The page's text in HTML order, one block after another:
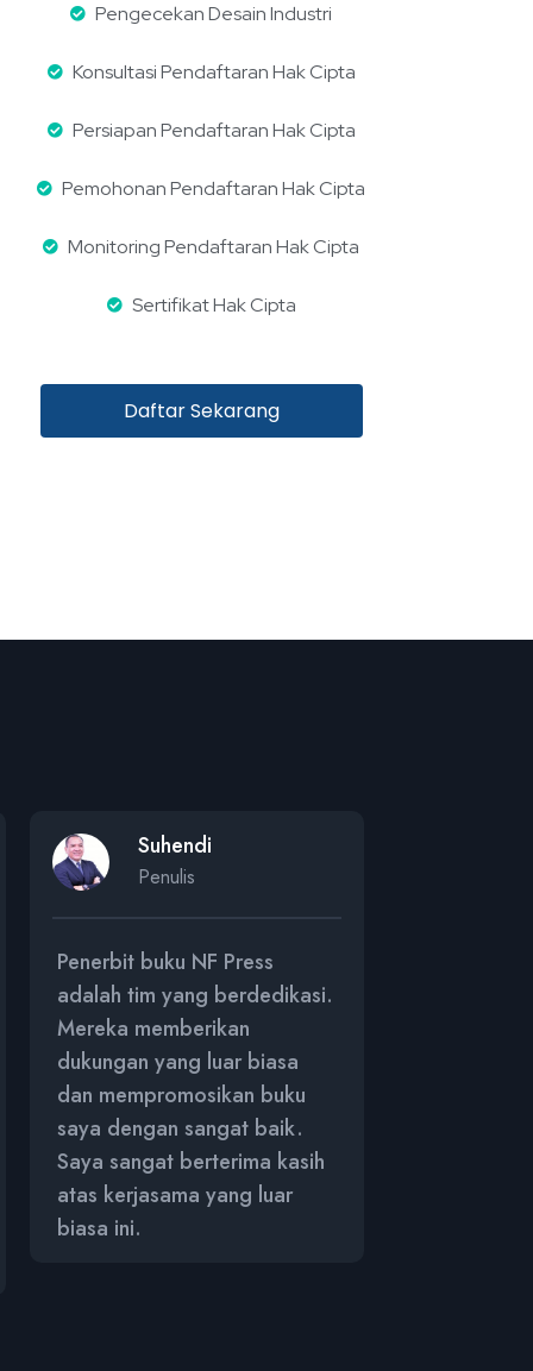
Pengecekan Desain Industri
Konsultasi Pendaftaran Hak Cipta
Persiapan Pendaftaran Hak Cipta
Pemohonan Pendaftaran Hak Cipta
Monitoring Pendaftaran Hak Cipta
Sertifikat Hak Cipta
Daftar Sekarang
Suhendi
Penulis
Penerbit buku NF Press
adalah tim yang berdedikasi.
Mereka memberikan
dukungan yang luar biasa
dan mempromosikan buku
saya dengan sangat baik.
Saya sangat berterima kasih
atas kerjasama yang luar
biasa ini.